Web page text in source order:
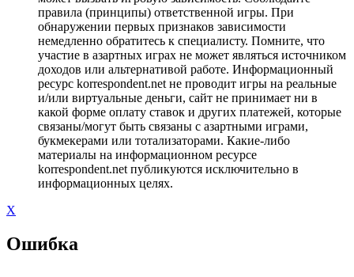
правила (принципы) ответственной игры. При
обнаружении первых признаков зависимости
немедленно обратитесь к специалисту. Помните, что
участие в азартных играх не может являться источником
доходов или альтернативой работе. Информационный
ресурс korrespondent.net не проводит игры на реальные
и/или виртуальные деньги, сайт не принимает ни в
какой форме оплату ставок и других платежей, которые
связаны/могут быть связаны с азартными играми,
букмекерами или тотализаторами. Какие-либо
материалы на информационном ресурсе
korrespondent.net публикуются исключительно в
информационных целях.
X
Ошибка